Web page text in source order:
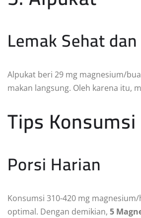
Lemak Sehat
Alpukat beri 29 mg magnesium/
makan langsung. Oleh karena itu,
Tips
Porsi Harian
Konsumsi 310-420 mg
optimal. Dengan demikian, 5